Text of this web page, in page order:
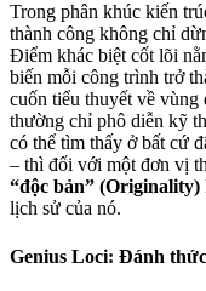
Trong phân khúc kiến
thành công không chỉ
Điểm khác biệt cốt lõi
biến mỗi công trình trở
cuốn tiểu thuyết về
thường chỉ phô diễn kỹ
có thể tìm thấy ở bất cứ
– thì đối với một đơn vị
“độc bản” (Originality)
lịch sử của nó.
Genius Loci: Đánh